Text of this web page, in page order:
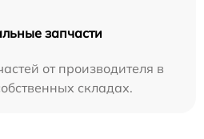
запчасти
от производителя в
складах.